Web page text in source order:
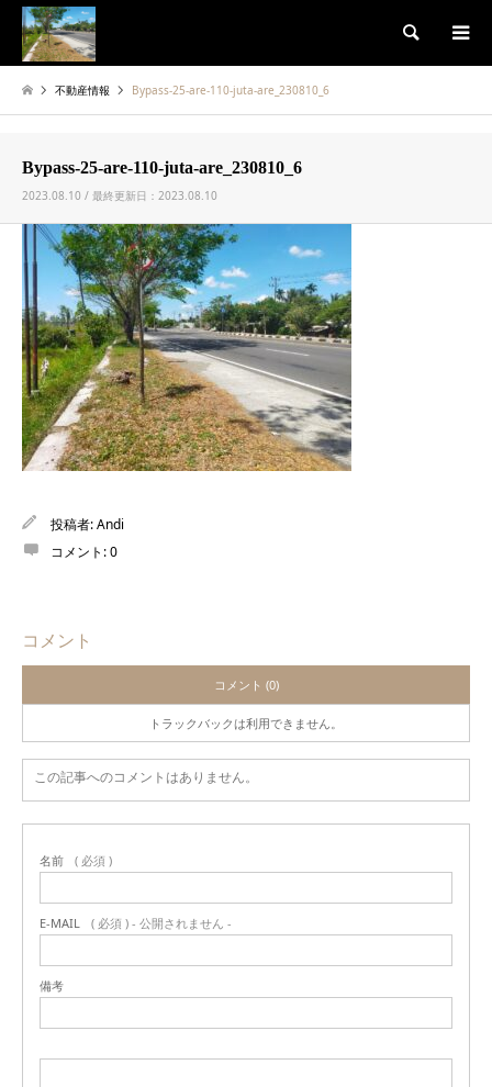
検索
不動産情報 Bypass-25-are-110-juta-are_230810_6
Bypass-25-are-110-juta-are_230810_6
2023.08.10 / 最終更新日：2023.08.10
投稿者:Andi
コメント:0
コメント
コメント (0)
トラックバックは利用できません。
この記事へのコメントはありません。
名前 ( 必須 )
E-MAIL ( 必須 ) - 公開されません -
備考